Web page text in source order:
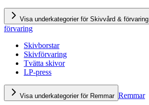
Visa underkategorier för Skivvård & förvaring
förvaring
Skivborstar
Skivförvaring
Tvätta skivor
LP-press
Visa underkategorier för Remmar Remmar